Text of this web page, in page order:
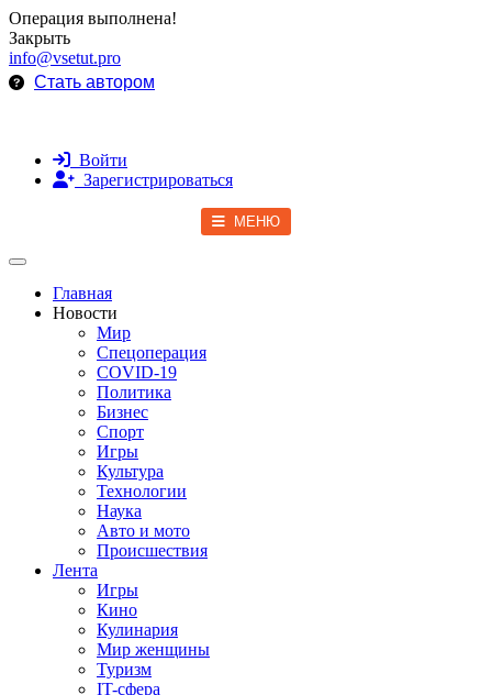
Операция выполнена!
Закрыть
info@vsetut.pro
Стать автором
Войти
Зарегистрироваться
МЕНЮ
Toggle navigation
Главная
Новости
Мир
Спецоперация
COVID-19
Политика
Бизнес
Спорт
Игры
Культура
Технологии
Наука
Авто и мото
Происшествия
Лента
Игры
Кино
Кулинария
Мир женщины
Туризм
IT-сфера